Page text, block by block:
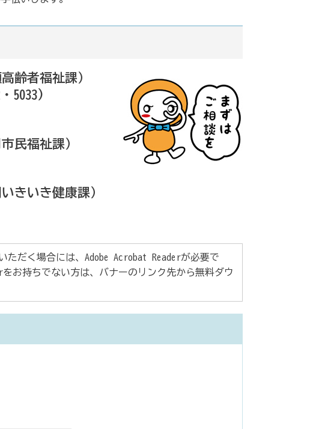
齢者福祉課）
5033)
民福祉課）
きいき健康課）
ただく場合には、Adobe Acrobat Readerが必要で
お持ちでない方は、バナーのリンク先から無料ダウ